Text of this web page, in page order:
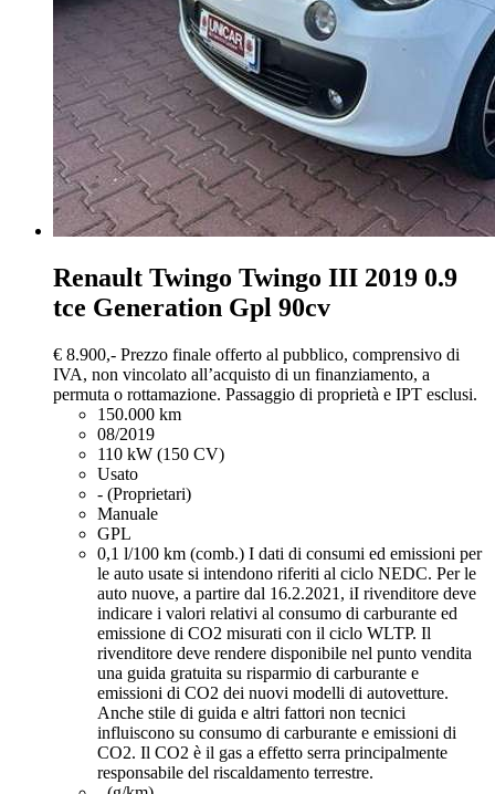
Renault Twingo Twingo III 2019 0.9
tce Generation Gpl 90cv
€ 8.900,- Prezzo finale offerto al pubblico, comprensivo di
IVA, non vincolato all’acquisto di un finanziamento, a
permuta o rottamazione. Passaggio di proprietà e IPT esclusi.
150.000 km
08/2019
110 kW (150 CV)
Usato
- (Proprietari)
Manuale
GPL
0,1 l/100 km (comb.) I dati di consumi ed emissioni per
le auto usate si intendono riferiti al ciclo NEDC. Per le
auto nuove, a partire dal 16.2.2021, iI rivenditore deve
indicare i valori relativi al consumo di carburante ed
emissione di CO2 misurati con il ciclo WLTP. Il
rivenditore deve rendere disponibile nel punto vendita
una guida gratuita su risparmio di carburante e
emissioni di CO2 dei nuovi modelli di autovetture.
Anche stile di guida e altri fattori non tecnici
influiscono su consumo di carburante e emissioni di
CO2. Il CO2 è il gas a effetto serra principalmente
responsabile del riscaldamento terrestre.